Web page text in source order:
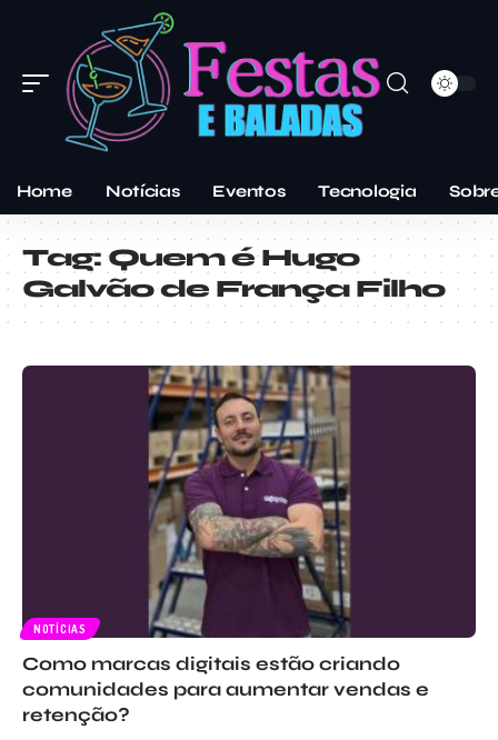
Home Notícias Eventos Tecnologia
Tag:Quem é Hugo
Galvão de França Filho
NOTÍCIAS
Como marcas digitais estão criando
comunidades para aumentar vendas e
retenção?